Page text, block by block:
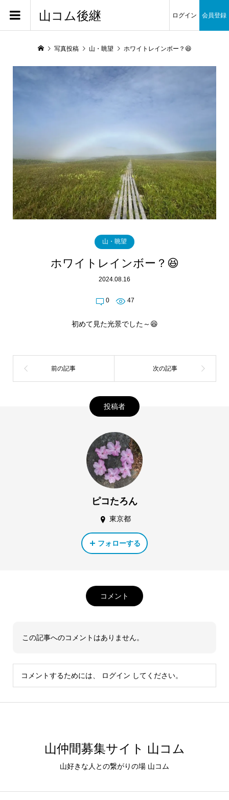
山コム後継 ログイン 会員登録
写真投稿 山・眺望 ホワイトレインボー？😆
山・眺望
ホワイトレインボー？😆
2024.08.16
0 47
初めて見た光景でした～😆
投稿者
ピコたろん
東京都
フォローする
コメント
この記事へのコメントはありません。
コメントするためには、 ログイン してください。
山仲間募集サイト 山コム
山好きな人との繋がりの場 山コム